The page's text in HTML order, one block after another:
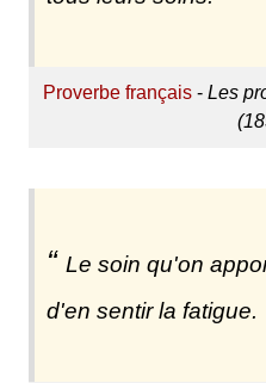
Proverbe français- Les
Le soin qu'on
d'en sentir la fatigue.